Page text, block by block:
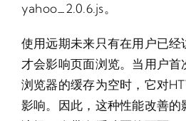
yahoo_2.0.6.js。
使用远期未来只有在用户已经
才会影响页面浏览。当用户首
浏览器的缓存为空时，它对
影响。因此，这种性能改善的